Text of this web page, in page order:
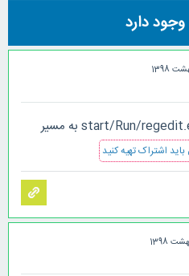
دارد
راه اول رجیستری start/Run/regedit.exe به مسیر
اشتراک تهیه کنید